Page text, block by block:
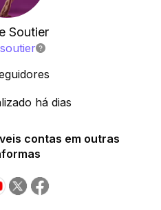
Soutier
há dias
contas em outras